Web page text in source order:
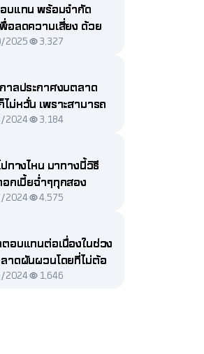
บแทน พร้อมจำกัด
อลดความเสี่ยง ด้วย
Bull note
2025 3,327
าลประกาศงบตลาด
ม่หวั่น เพราะสามารถ
บี้ยสร้างผลตอบแทน
2024 3,184
ปทางไหน มาทางนี้วิธี
อกเบี้ยฉ่ำๆทุกสอง
ดยไม่ต้องนั่งเทรดเอง
2024 4,575
อบแทนต่อเนื่องในช่วง
าดผันผวนโดยที่ไม่ต้อง
2024 1,646